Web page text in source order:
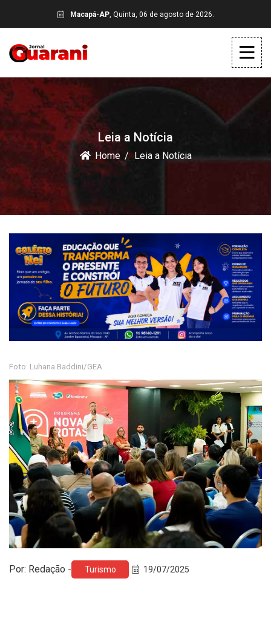
Macapá-AP, Quinta, 06 de agosto de 2026.
Leia a Notícia
Home Leia a Notícia
Foto: Luhana Baddini/GEA
Por: Redação - Turismo 19/07/2025